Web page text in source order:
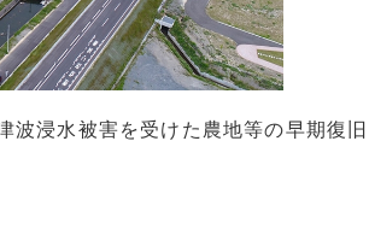
波浸水被害を受けた農地等の早期復